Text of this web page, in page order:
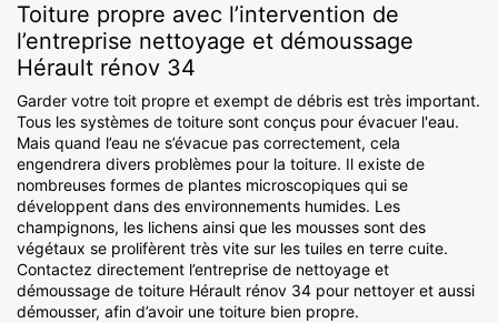
Toiture propre avec l’intervention de
l’entreprise nettoyage et démoussage
Hérault rénov 34
Garder votre toit propre et exempt de débris est très important.
Tous les systèmes de toiture sont conçus pour évacuer l'eau.
Mais quand l’eau ne s’évacue pas correctement, cela
engendrera divers problèmes pour la toiture. Il existe de
nombreuses formes de plantes microscopiques qui se
développent dans des environnements humides. Les
champignons, les lichens ainsi que les mousses sont des
végétaux se prolifèrent très vite sur les tuiles en terre cuite.
Contactez directement l’entreprise de nettoyage et
démoussage de toiture Hérault rénov 34 pour nettoyer et aussi
démousser, afin d’avoir une toiture bien propre.